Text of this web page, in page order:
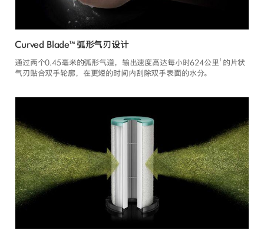
Curved Blade™ 弧形气刃设计
通过两个0.45毫米的弧形气道，输出速度高达每小时624公里 1 的片状
气刃贴合双手轮廓，在更短的时间内刮除双手表面的水分。